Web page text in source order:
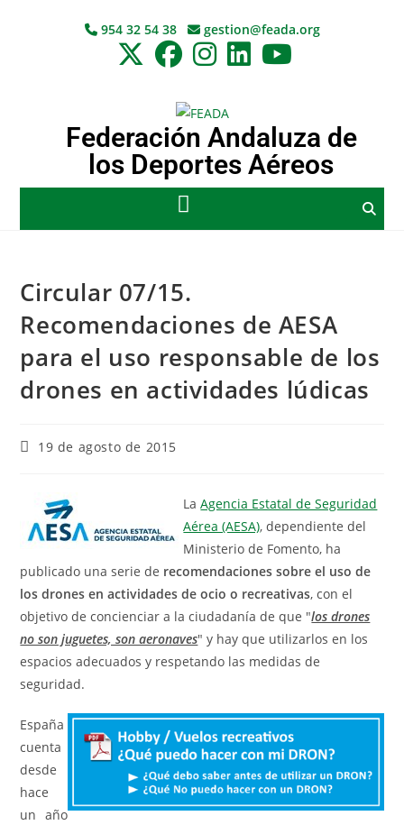
954 32 54 38 gestion@feada.org
Federación Andaluza de
los Deportes Aéreos
Circular 07/15.
Recomendaciones de AESA
para el uso responsable de los
drones en actividades lúdicas
19 de agosto de 2015
LaAgencia Estatal de Seguridad
Aérea (AESA), dependiente del
Ministerio de Fomento, ha
publicado una serie de recomendaciones sobre el uso de
los drones en actividades de ocio o recreativas, con el
objetivo de concienciar a la ciudadanía de que "los drones
no son juguetes, son aeronaves" y hay que utilizarlos en los
espacios adecuados y respetando las medidas de
seguridad.
España
cuenta
desde
hace
un año